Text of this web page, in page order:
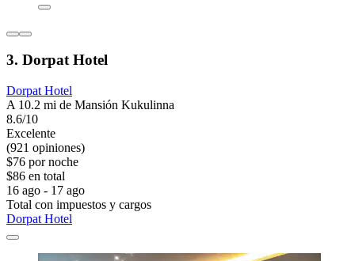
3. Dorpat Hotel
Dorpat Hotel
A 10.2 mi de Mansión Kukulinna
8.6/10
Excelente
(921 opiniones)
$76 por noche
$86 en total
16 ago - 17 ago
Total con impuestos y cargos
Dorpat Hotel